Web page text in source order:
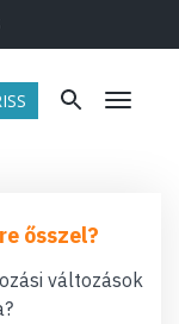
Menü
ősszel?
változások